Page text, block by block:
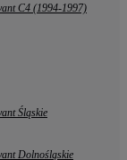
C4 (1994-1997)
Śląskie
Dolnośląskie